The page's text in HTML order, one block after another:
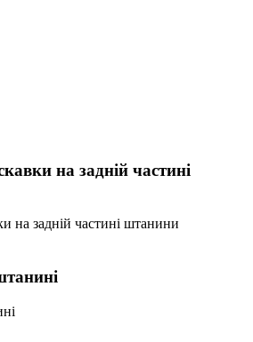
на задній частині
на задній частині штанини